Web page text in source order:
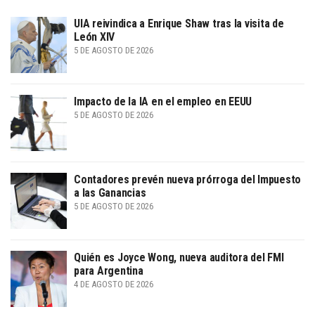
UIA reivindica a Enrique Shaw tras la visita de
León XIV
5 DE AGOSTO DE 2026
Impacto de la IA en el empleo en EEUU
5 DE AGOSTO DE 2026
Contadores prevén nueva prórroga del Impuesto
a las Ganancias
5 DE AGOSTO DE 2026
Quién es Joyce Wong, nueva auditora del FMI
para Argentina
4 DE AGOSTO DE 2026